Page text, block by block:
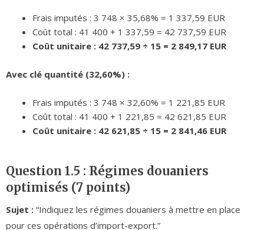
Frais imputés : 3 748 × 35,68% = 1 337,59 EUR
Coût total : 41 400 + 1 337,59 = 42 737,59 EUR
Coût unitaire : 42 737,59 ÷ 15 = 2 849,17 EUR
Avec clé quantité (32,60%) :
Frais imputés : 3 748 × 32,60% = 1 221,85 EUR
Coût total : 41 400 + 1 221,85 = 42 621,85 EUR
Coût unitaire : 42 621,85 ÷ 15 = 2 841,46 EUR
Question 1.5 : Régimes douaniers
optimisés (7 points)
Sujet : “Indiquez les régimes douaniers à mettre en place
pour ces opérations d’import-export.”